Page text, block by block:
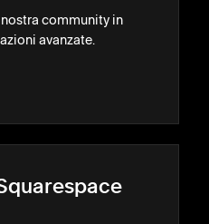
community in
avanzate.